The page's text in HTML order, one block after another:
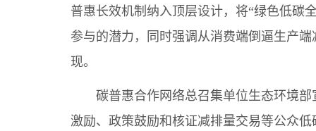
普惠长效机制纳入顶层设计，将“绿色低碳
参与的潜力，同时强调从消费端倒逼生产
现。
碳普惠合作网络总召集单位生态环境
激励、政策鼓励和核证减排量交易等公众